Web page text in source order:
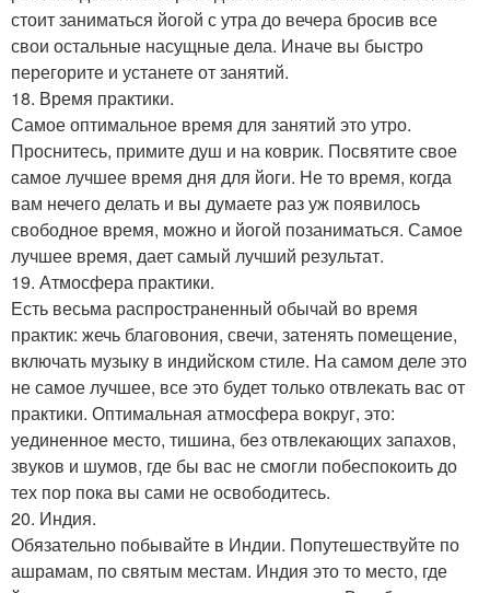
стоит заниматься йогой с утра до вечера бросив все
свои остальные насущные дела. Иначе вы быстро
перегорите и устанете от занятий.
18. Время практики.
Самое оптимальное время для занятий это утро.
Проснитесь, примите душ и на коврик. Посвятите свое
самое лучшее время дня для йоги. Не то время, когда
вам нечего делать и вы думаете раз уж появилось
свободное время, можно и йогой позаниматься. Самое
лучшее время, дает самый лучший результат.
19. Атмосфера практики.
Есть весьма распространенный обычай во время
практик: жечь благовония, свечи, затенять помещение,
включать музыку в индийском стиле. На самом деле это
не самое лучшее, все это будет только отвлекать вас от
практики. Оптимальная атмосфера вокруг, это:
уединенное место, тишина, без отвлекающих запахов,
звуков и шумов, где бы вас не смогли побеспокоить до
тех пор пока вы сами не освободитесь.
20. Индия.
Обязательно побывайте в Индии. Попутешествуйте по
ашрамам, по святым местам. Индия это то место, где